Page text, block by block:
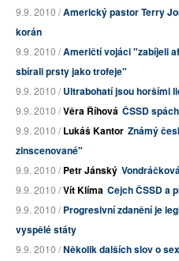
9.9. 2010 /Americký pastor Terry
korán
9.9. 2010 /Američtí vojáci "zabíjeli
sbírali prsty jako trofeje"
9.9. 2010 /Ultrabohatí jsou horšími
9.9. 2010 /Věra Říhová ČSSD
9.9. 2010 /Lukáš Kantor Známý
zinscenované"
9.9. 2010 /Petr Jánský
9.9. 2010 /Vít Klíma Cejch ČSSD a
9.9. 2010 /Progresivní zdanění je
vyspělé státy
9.9. 2010 /Několik dalších slov o